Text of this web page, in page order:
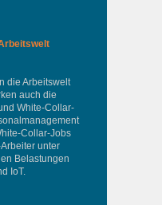
die Arbeitswelt
auch die
White-Collar-
Collar-Jobs
unter
Belastungen
IoT.